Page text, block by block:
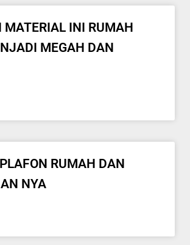
MATERIAL INI RUMAH
MEGAH DAN
RUMAH DAN
NYA